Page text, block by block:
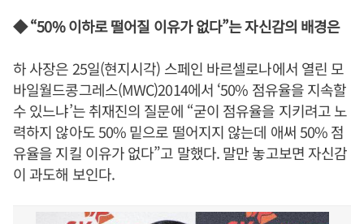
◆ “50% 이하로 떨어질 이유가 없다”는 자신감의 배경은
하 사장은 25일(현지시각) 스페인 바르셀로나에서 열린 모
바일월드콩그레스(MWC)2014에서 ‘50% 점유율을 지속할
수 있느냐’는 취재진의 질문에 “굳이 점유율을 지키려고 노
력하지 않아도 50% 밑으로 떨어지지 않는데 애써 50% 점
유율을 지킬 이유가 없다”고 말했다. 말만 놓고보면 자신감
이 과도해 보인다.